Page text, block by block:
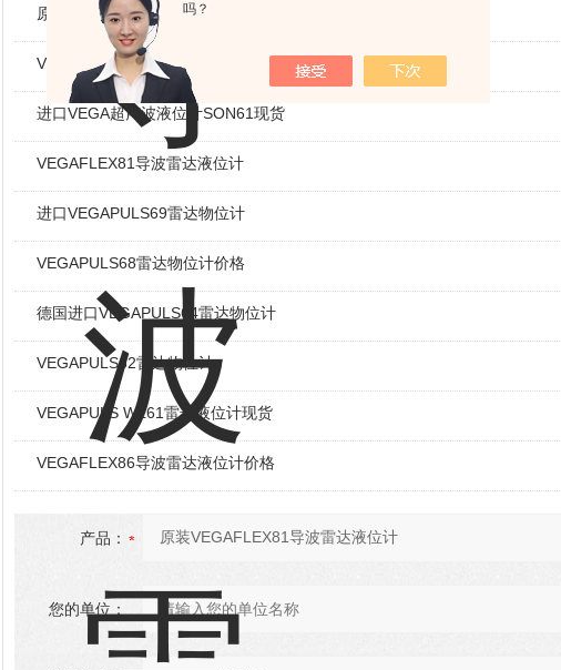
吗？
原装VEGA雷达料位计
VEGA雷达液位计PULS64
进口VEGA超声波液位计SON61现货
VEGAFLEX81导波雷达液位计
进口VEGAPULS69雷达物位计
VEGAPULS68雷达物位计价格
德国进口VEGAPULS64雷达物位计
VEGAPULS62雷达物位计
VEGAPULS WL61雷达液位计现货
VEGAFLEX86导波雷达液位计价格
产品：
您的单位：